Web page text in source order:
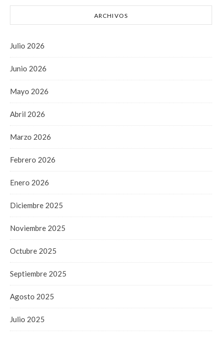
ARCHIVOS
Julio 2026
Junio 2026
Mayo 2026
Abril 2026
Marzo 2026
Febrero 2026
Enero 2026
Diciembre 2025
Noviembre 2025
Octubre 2025
Septiembre 2025
Agosto 2025
Julio 2025